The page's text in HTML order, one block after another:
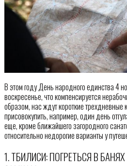
В этом году День народного единства 4
воскресенье, что компенсируется
образом, нас ждут короткие
присовокупить, например, один день
еще, кроме ближайшего загородного
относительно недорогие варианты у
1. ТБИЛИСИ: ПОГРЕТЬСЯ В